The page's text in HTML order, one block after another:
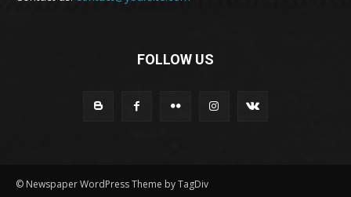
FOLLOW US
© Newspaper WordPress Theme by TagDiv